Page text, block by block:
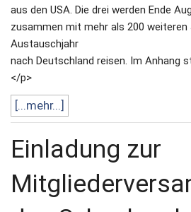
aus den USA. Die drei werden Ende
zusammen mit mehr als 200 weiteren
Austauschjahr
nach Deutschland reisen. Im Anhang
</p>
[...mehr...]
Einladung zur